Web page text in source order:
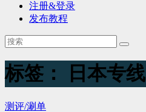
注册&登录
发布教程
标签： 日本专线
测评/涮单